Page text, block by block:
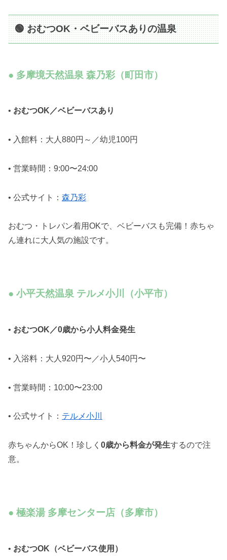
🟢 おむつOK・ベビーバスありの温泉
● 多摩境天然温泉 森乃彩（町田市）
• おむつOK／ベビーバスあり
• 入館料：大人880円～／幼児100円
• 営業時間：9:00〜24:00
• 公式サイト： 森乃彩
おむつ・トレパン着用OKで、ベビーバスも完備！赤ちゃ
ん連れに大人気の施設です。
● 小平天然温泉 テルメ小川（小平市）
• おむつOK／0歳から小人料金発生
• 入浴料：大人920円〜／小人540円〜
• 営業時間：10:00〜23:00
• 公式サイト： テルメ小川
赤ちゃんからOK！珍しく 0歳から料金が発生するので注
意。
● 極楽湯 多摩センター店（多摩市）
• おむつOK（ベビーバス使用）